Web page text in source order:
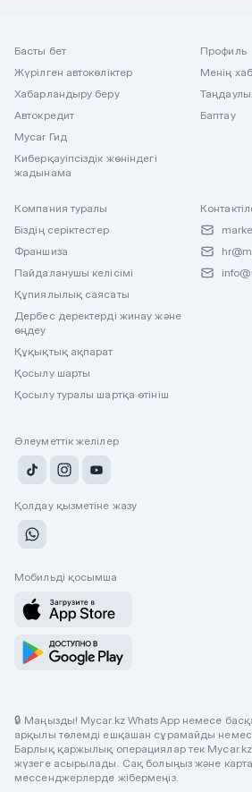
Басты бет
Жүрілген автокөліктер
Хабарландыру беру
Автокредит
Mycar Гид
Киберқауіпсіздік жөніндегі
жадынама
Профиль
Менің
Баптау
Компания туралы
Біздің серіктестер
Франшиза
Пайдаланушы келісімі
Құпиялылық саясаты
Дербес деректерді жинау және
өңдеу
Құқықтық ақпарат
Қосылу шарты
Қосылу туралы шартқа өтініш
Әлеуметтік желілер
Қолдау қызметіне жазу
Мобильді қосымша
🔒 Маңызды! Mycar.kz WhatsApp немесе
арқылы төлемді ешқашан сұрамайды
Барлық қаржылық операциялар тек
жүзеге асырылады. Сақ болыңыз және карта
мессенджерлерде жібермеңіз.